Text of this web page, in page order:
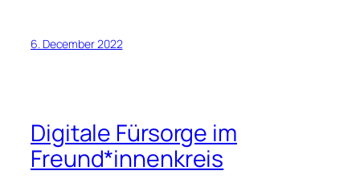
6. December 2022
Digitale Fürsorge im
Freund*innenkreis